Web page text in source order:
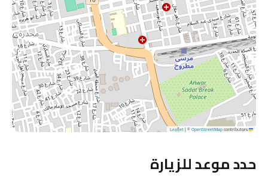
Leaflet
|©OpenStreetMapcontributors
حدد موعد للزيارة